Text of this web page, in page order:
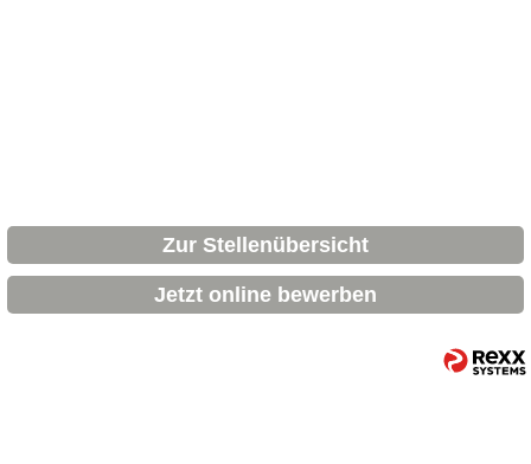
Zur Stellenübersicht
Jetzt online bewerben